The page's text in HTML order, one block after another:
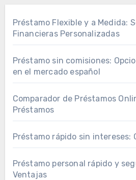
Préstamo Flexible y a Medida:
Financieras Personalizadas
Préstamo sin comisiones:
en el mercado español
Comparador de Préstamos
Préstamos
Préstamo rápido sin intereses:
Préstamo personal rápido y
Ventajas